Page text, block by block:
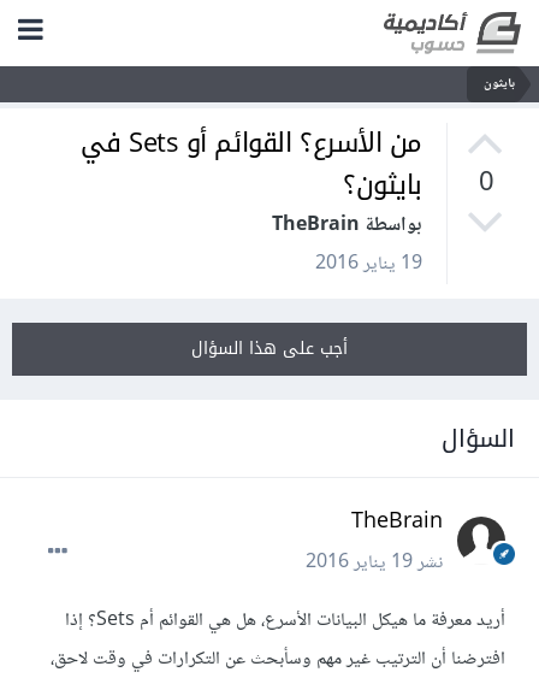
بايثون
0
من الأسرع؟ القوائم أو Sets في
بايثون؟
بواسطة TheBrain
19 يناير 2016
أجب على هذا السؤال
السؤال
TheBrain
نشر19 يناير 2016
أريد معرفة ما هيكل البيانات الأسرع، هل هي القوائم أم Sets؟ إذا
افترضنا أن الترتيب غير مهم وسأبحث عن التكرارات في وقت لاحق،